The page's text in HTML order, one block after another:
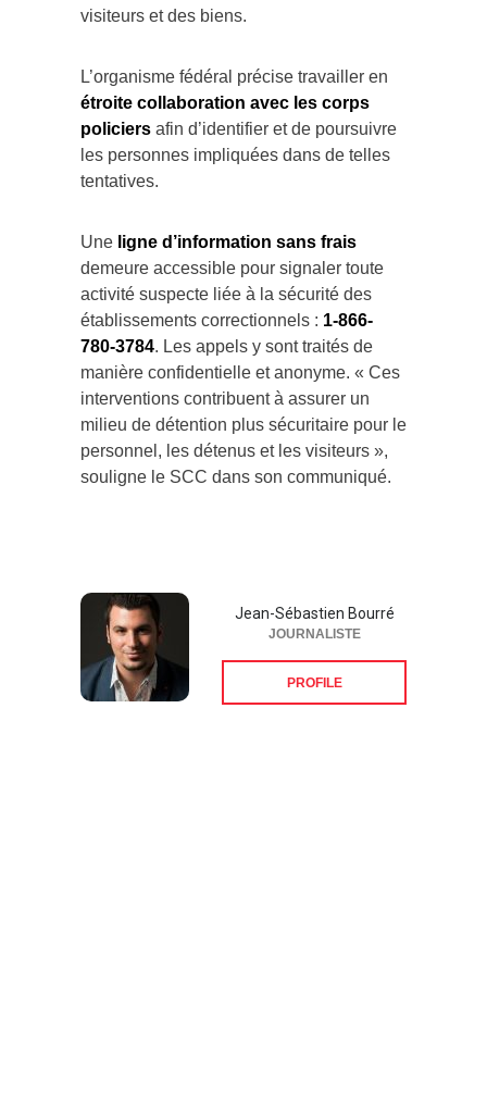
visiteurs et des biens.
L’organisme fédéral précise travailler en
étroite collaboration avec les corps
policiers afin d’identifier et de poursuivre
les personnes impliquées dans de telles
tentatives.
Une ligne d’information sans frais
demeure accessible pour signaler toute
activité suspecte liée à la sécurité des
établissements correctionnels : 1-866-
780-3784. Les appels y sont traités de
manière confidentielle et anonyme. « Ces
interventions contribuent à assurer un
milieu de détention plus sécuritaire pour le
personnel, les détenus et les visiteurs »,
souligne le SCC dans son communiqué.
Jean-Sébastien Bourré
JOURNALISTE
PROFILE